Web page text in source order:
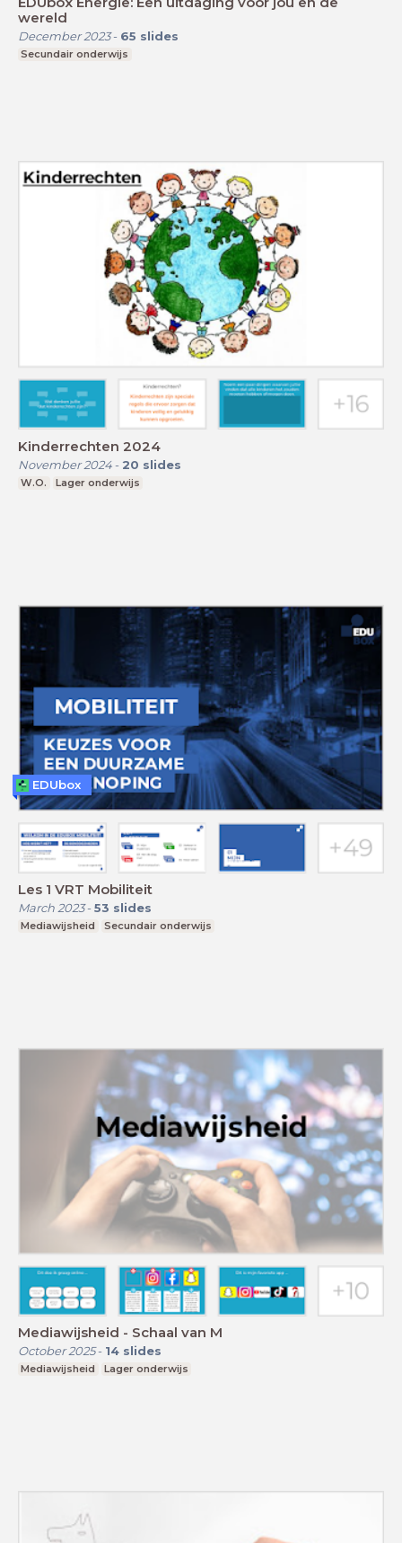
wereld
December 2023- 65 slides
Secundair onderwijs
Kinderrechten 2024
November 2024- 20 slides
W.O. Lager onderwijs
Les 1 VRT Mobiliteit
March 2023- 53 slides
Mediawijsheid Secundair onderwijs
EDUbox
Mediawijsheid - Schaal van M
October 2025- 14 slides
Mediawijsheid Lager onderwijs